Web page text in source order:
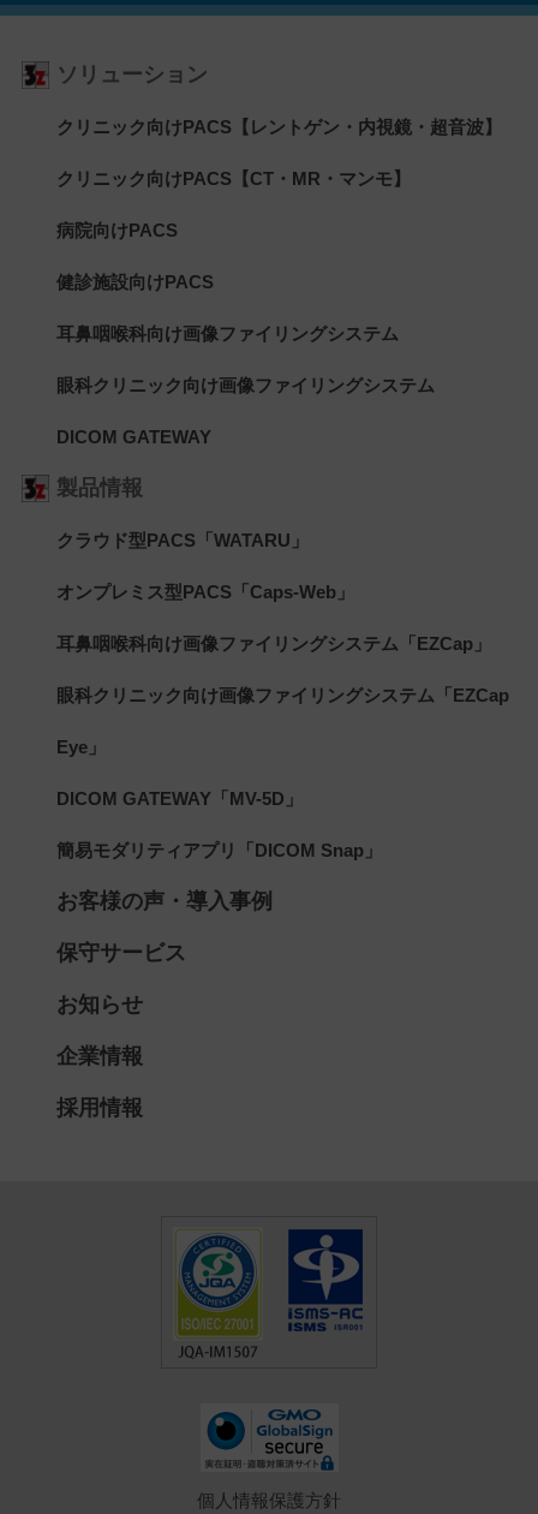
ソリューション
クリニック向けPACS【レントゲン・内視鏡・超音波】
クリニック向けPACS【CT・MR・マンモ】
病院向けPACS
健診施設向けPACS
耳鼻咽喉科向け画像ファイリングシステム
眼科クリニック向け画像ファイリングシステム
DICOM GATEWAY
製品情報
クラウド型PACS「WATARU」
オンプレミス型PACS「Caps-Web」
耳鼻咽喉科向け画像ファイリングシステム「EZCap」
眼科クリニック向け画像ファイリングシステム「EZCap
Eye」
DICOM GATEWAY「MV-5D」
簡易モダリティアプリ「DICOM Snap」
お客様の声・導入事例
保守サービス
お知らせ
企業情報
採用情報
個人情報保護方針